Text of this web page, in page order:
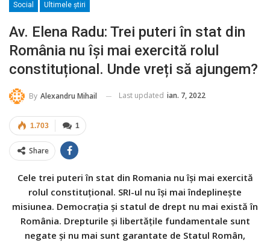
Social Ultimele ştiri
Av. Elena Radu: Trei puteri în stat din
România nu își mai exercită rolul
constituțional. Unde vreți să ajungem?
By Alexandru Mihail Last updated ian. 7, 2022
1
1.703
Share
Cele trei puteri în stat din Romania nu își mai exercită
rolul constituțional. SRI-ul nu își mai îndeplinește
misiunea. Democrația și statul de drept nu mai există în
România. Drepturile și libertățile fundamentale sunt
negate și nu mai sunt garantate de Statul Român,